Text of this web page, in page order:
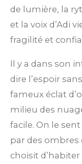
é
t
o
l
e
de lumière, la
et la voix d’Adi
fragilité et
Il y a dans son
dire l’espoir
fameux éclat
milieu des
facile. On le
par des ombres
choisit